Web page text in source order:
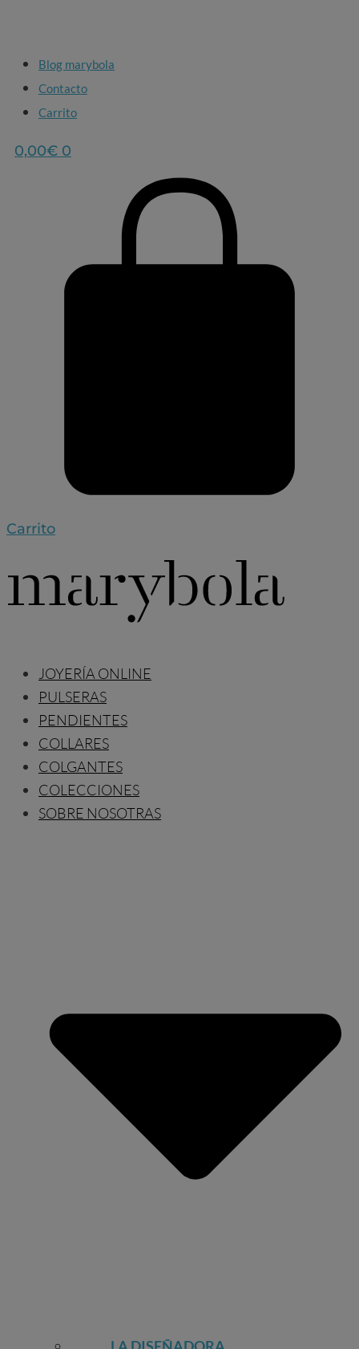
Blog marybola
Contacto
Carrito
0,00€ 0
Carrito
JOYERÍA ONLINE
PULSERAS
PENDIENTES
COLLARES
COLGANTES
COLECCIONES
SOBRE NOSOTRAS